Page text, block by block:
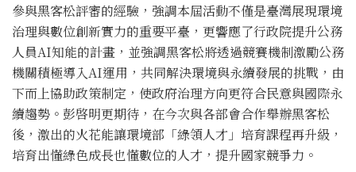
參與黑客松評審的經驗，強調本屆活動不僅是臺灣展現環境
治理與數位創新實力的重要平臺，更響應了行政院提升公務
人員AI知能的計畫，並強調黑客松將透過競賽機制激勵公務
機關積極導入AI運用，共同解決環境與永續發展的挑戰，由
下而上協助政策制定，使政府治理方向更符合民意與國際永
續趨勢。彭啓明更期待，在今次與各部會合作舉辦黑客松
後，激出的火花能讓環境部「綠領人才」培育課程再升級，
培育出懂綠色成長也懂數位的人才，提升國家競爭力。